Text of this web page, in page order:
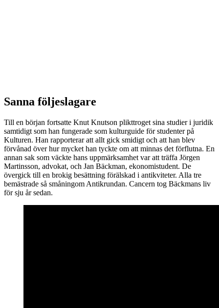
Sanna följeslagare
Till en början fortsatte Knut Knutson plikttroget sina studier i juridik
samtidigt som han fungerade som kulturguide för studenter på
Kulturen. Han rapporterar att allt gick smidigt och att han blev
förvånad över hur mycket han tyckte om att minnas det förflutna. En
annan sak som väckte hans uppmärksamhet var att träffa Jörgen
Martinsson, advokat, och Jan Bäckman, ekonomistudent. De
övergick till en brokig besättning förälskad i antikviteter. Alla tre
bemästrade så småningom Antikrundan. Cancern tog Bäckmans liv
för sju år sedan.